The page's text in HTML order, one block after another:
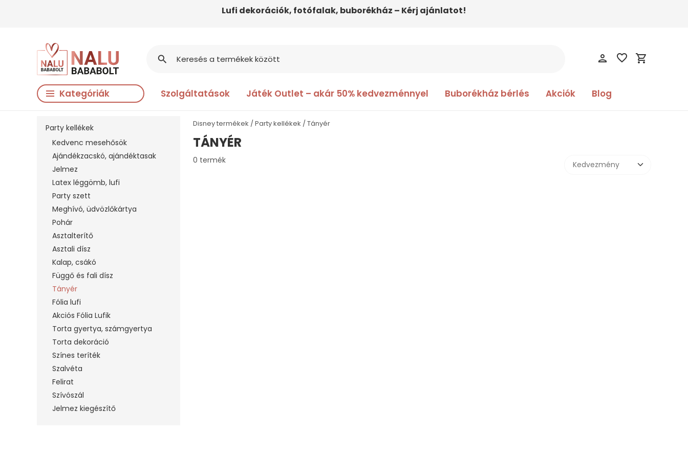
Lufi dekorációk, fotófalak, buborékház – Kérj ajánlatot!
Kategóriák Szolgáltatások Játék Outlet – akár 50% kedvezménnyel Buborékház bérlés Akciók Blog
person favorite_border shopping_cart
search
Party kellékek
Kedvenc mesehősök
Ajándékzacskó, ajándéktasak
Jelmez
Latex léggömb, lufi
Party szett
Meghívó, üdvözlőkártya
Pohár
Asztalterítő
Asztali dísz
Kalap, csákó
Függő és fali dísz
Tányér
Fólia lufi
Akciós Fólia Lufik
Torta gyertya, számgyertya
Torta dekoráció
Színes teríték
Szalvéta
Felirat
Szívószál
Jelmez kiegészítő
Disney termékek Party kellékek Tányér
TÁNYÉR
0 termék